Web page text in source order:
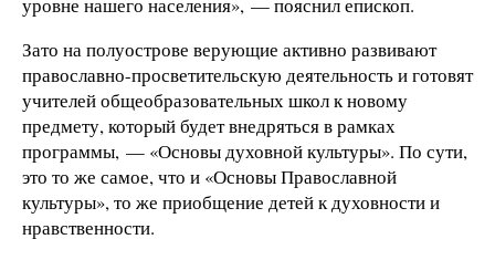
Зато на полуострове верующие активно развивают
православно-просветительскую деятельность и готовят
учителей общеобразовательных школ к новому
предмету, который будет внедряться в рамках
программы, — «Основы духовной культуры». По сути,
это то же самое, что и «Основы Православной
культуры», то же приобщение детей к духовности и
нравственности.